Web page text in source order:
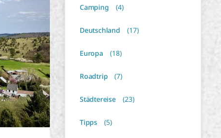
Camping (4)
Deutschland (17)
Europa (18)
Roadtrip (7)
Städtereise (23)
Tipps (5)